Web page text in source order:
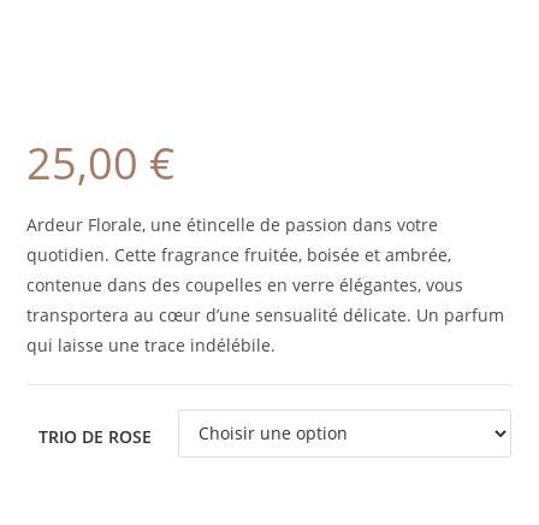
25,00 €
Ardeur Florale, une étincelle de passion dans votre
quotidien. Cette fragrance fruitée, boisée et ambrée,
contenue dans des coupelles en verre élégantes, vous
transportera au cœur d’une sensualité délicate. Un parfum
qui laisse une trace indélébile.
TRIO DE ROSE